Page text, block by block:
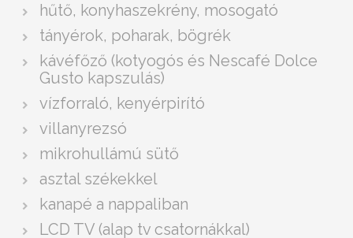
hűtő, konyhaszekrény, mosogató
tányérok, poharak, bögrék
kávéfőző (kotyogós és Nescafé Dolce
Gusto kapszulás)
vízforraló, kenyérpirító
villanyrezsó
mikrohullámú sütő
asztal székekkel
kanapé a nappaliban
LCD TV (alap tv csatornákkal)